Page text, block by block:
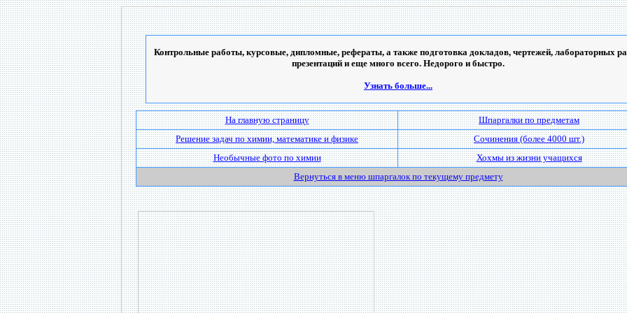
Контрольные работы, курсовые, дипломные, рефераты, а также подготовка докладов, чертежей, лабораторных
презентаций и еще много всего. Недорого и быстро.
Узнать больше...
На главную страницу
Шпаргалки по предметам
Решение задач по химии, математике и физике
Сочинения (более 4000 шт.)
Необычные фото по химии
Хохмы из жизни учащихся
Вернуться в меню шпаргалок по текущему предмету